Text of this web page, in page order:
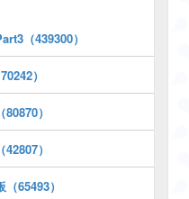
（439300）
）
）
）
65493）